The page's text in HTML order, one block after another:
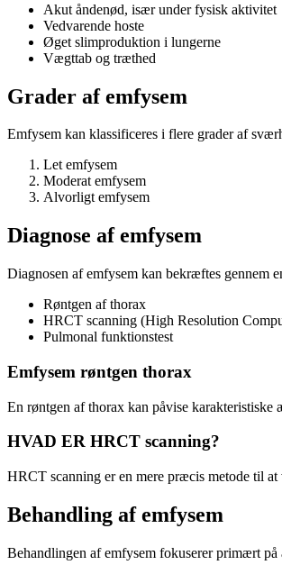
Akut åndenød, især under fysisk aktivitet
Vedvarende hoste
Øget slimproduktion i lungerne
Vægttab og træthed
Grader af emfysem
Emfysem kan klassificeres i flere grader af
Let emfysem
Moderat emfysem
Alvorligt emfysem
Diagnose af emfysem
Diagnosen af emfysem kan bekræftes gennem
Røntgen af thorax
HRCT scanning (High Resolution
Pulmonal funktionstest
Emfysem røntgen thorax
En røntgen af thorax kan påvise
HVAD ER HRCT scanning?
HRCT scanning er en mere præcis metode til
Behandling af emfysem
Behandlingen af emfysem fokuserer primært